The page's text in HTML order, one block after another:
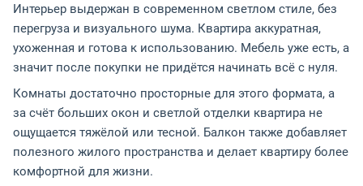
Интерьер выдержан в современном светлом стиле, без
перегруза и визуального шума. Квартира аккуратная,
ухоженная и готова к использованию. Мебель уже есть, а
значит после покупки не придётся начинать всё с нуля.
Комнаты достаточно просторные для этого формата, а
за счёт больших окон и светлой отделки квартира не
ощущается тяжёлой или тесной. Балкон также добавляет
полезного жилого пространства и делает квартиру более
комфортной для жизни.